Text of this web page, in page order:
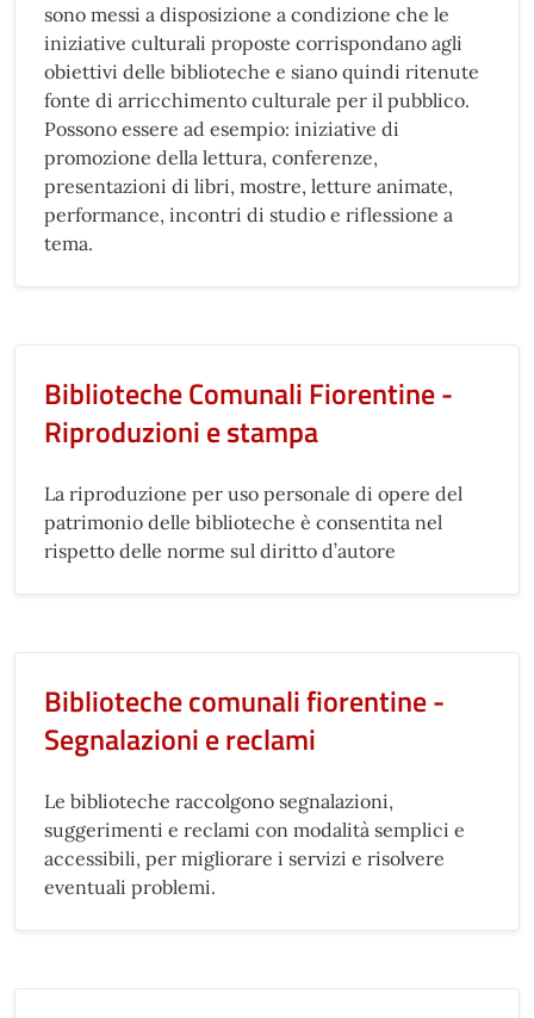
sono messi a disposizione a condizione che le
iniziative culturali proposte corrispondano agli
obiettivi delle biblioteche e siano quindi ritenute
fonte di arricchimento culturale per il pubblico.
Possono essere ad esempio: iniziative di
promozione della lettura, conferenze,
presentazioni di libri, mostre, letture animate,
performance, incontri di studio e riflessione a
tema.
Biblioteche Comunali Fiorentine -
Riproduzioni e stampa
La riproduzione per uso personale di opere del
patrimonio delle biblioteche è consentita nel
rispetto delle norme sul diritto d’autore
Biblioteche comunali fiorentine -
Segnalazioni e reclami
Le biblioteche raccolgono segnalazioni,
suggerimenti e reclami con modalità semplici e
accessibili, per migliorare i servizi e risolvere
eventuali problemi.